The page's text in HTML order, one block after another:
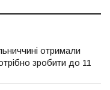
отримали
зробити до 11